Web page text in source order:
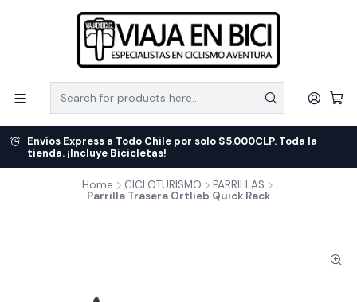
Envíos Express a Todo Chile por solo $5.000CLP. Toda la
tienda. ¡Incluye Bicicletas!
Home CICLOTURISMO
PARRILLAS
Parrilla Trasera Ortlieb Quick Rack